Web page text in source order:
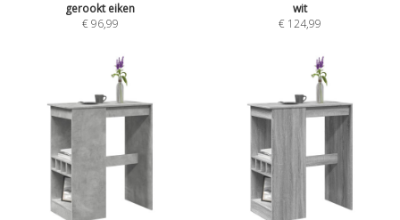
gerookt eiken
€ 96,99
wit
€ 124,99